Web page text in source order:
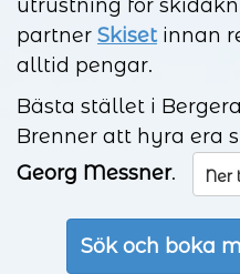
utrustning för
partner Skiset innan
alltid pengar.
Bästa stället i
Brenner att hyra era
Georg Messner. Ner
Sök och boka